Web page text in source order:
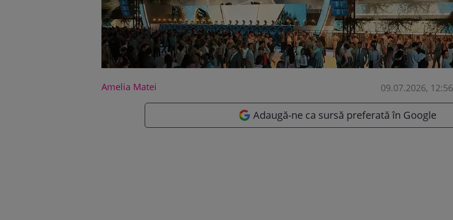
Amelia Matei 09.07.2026, 12:56
Adaugă-ne ca sursă preferată în Google